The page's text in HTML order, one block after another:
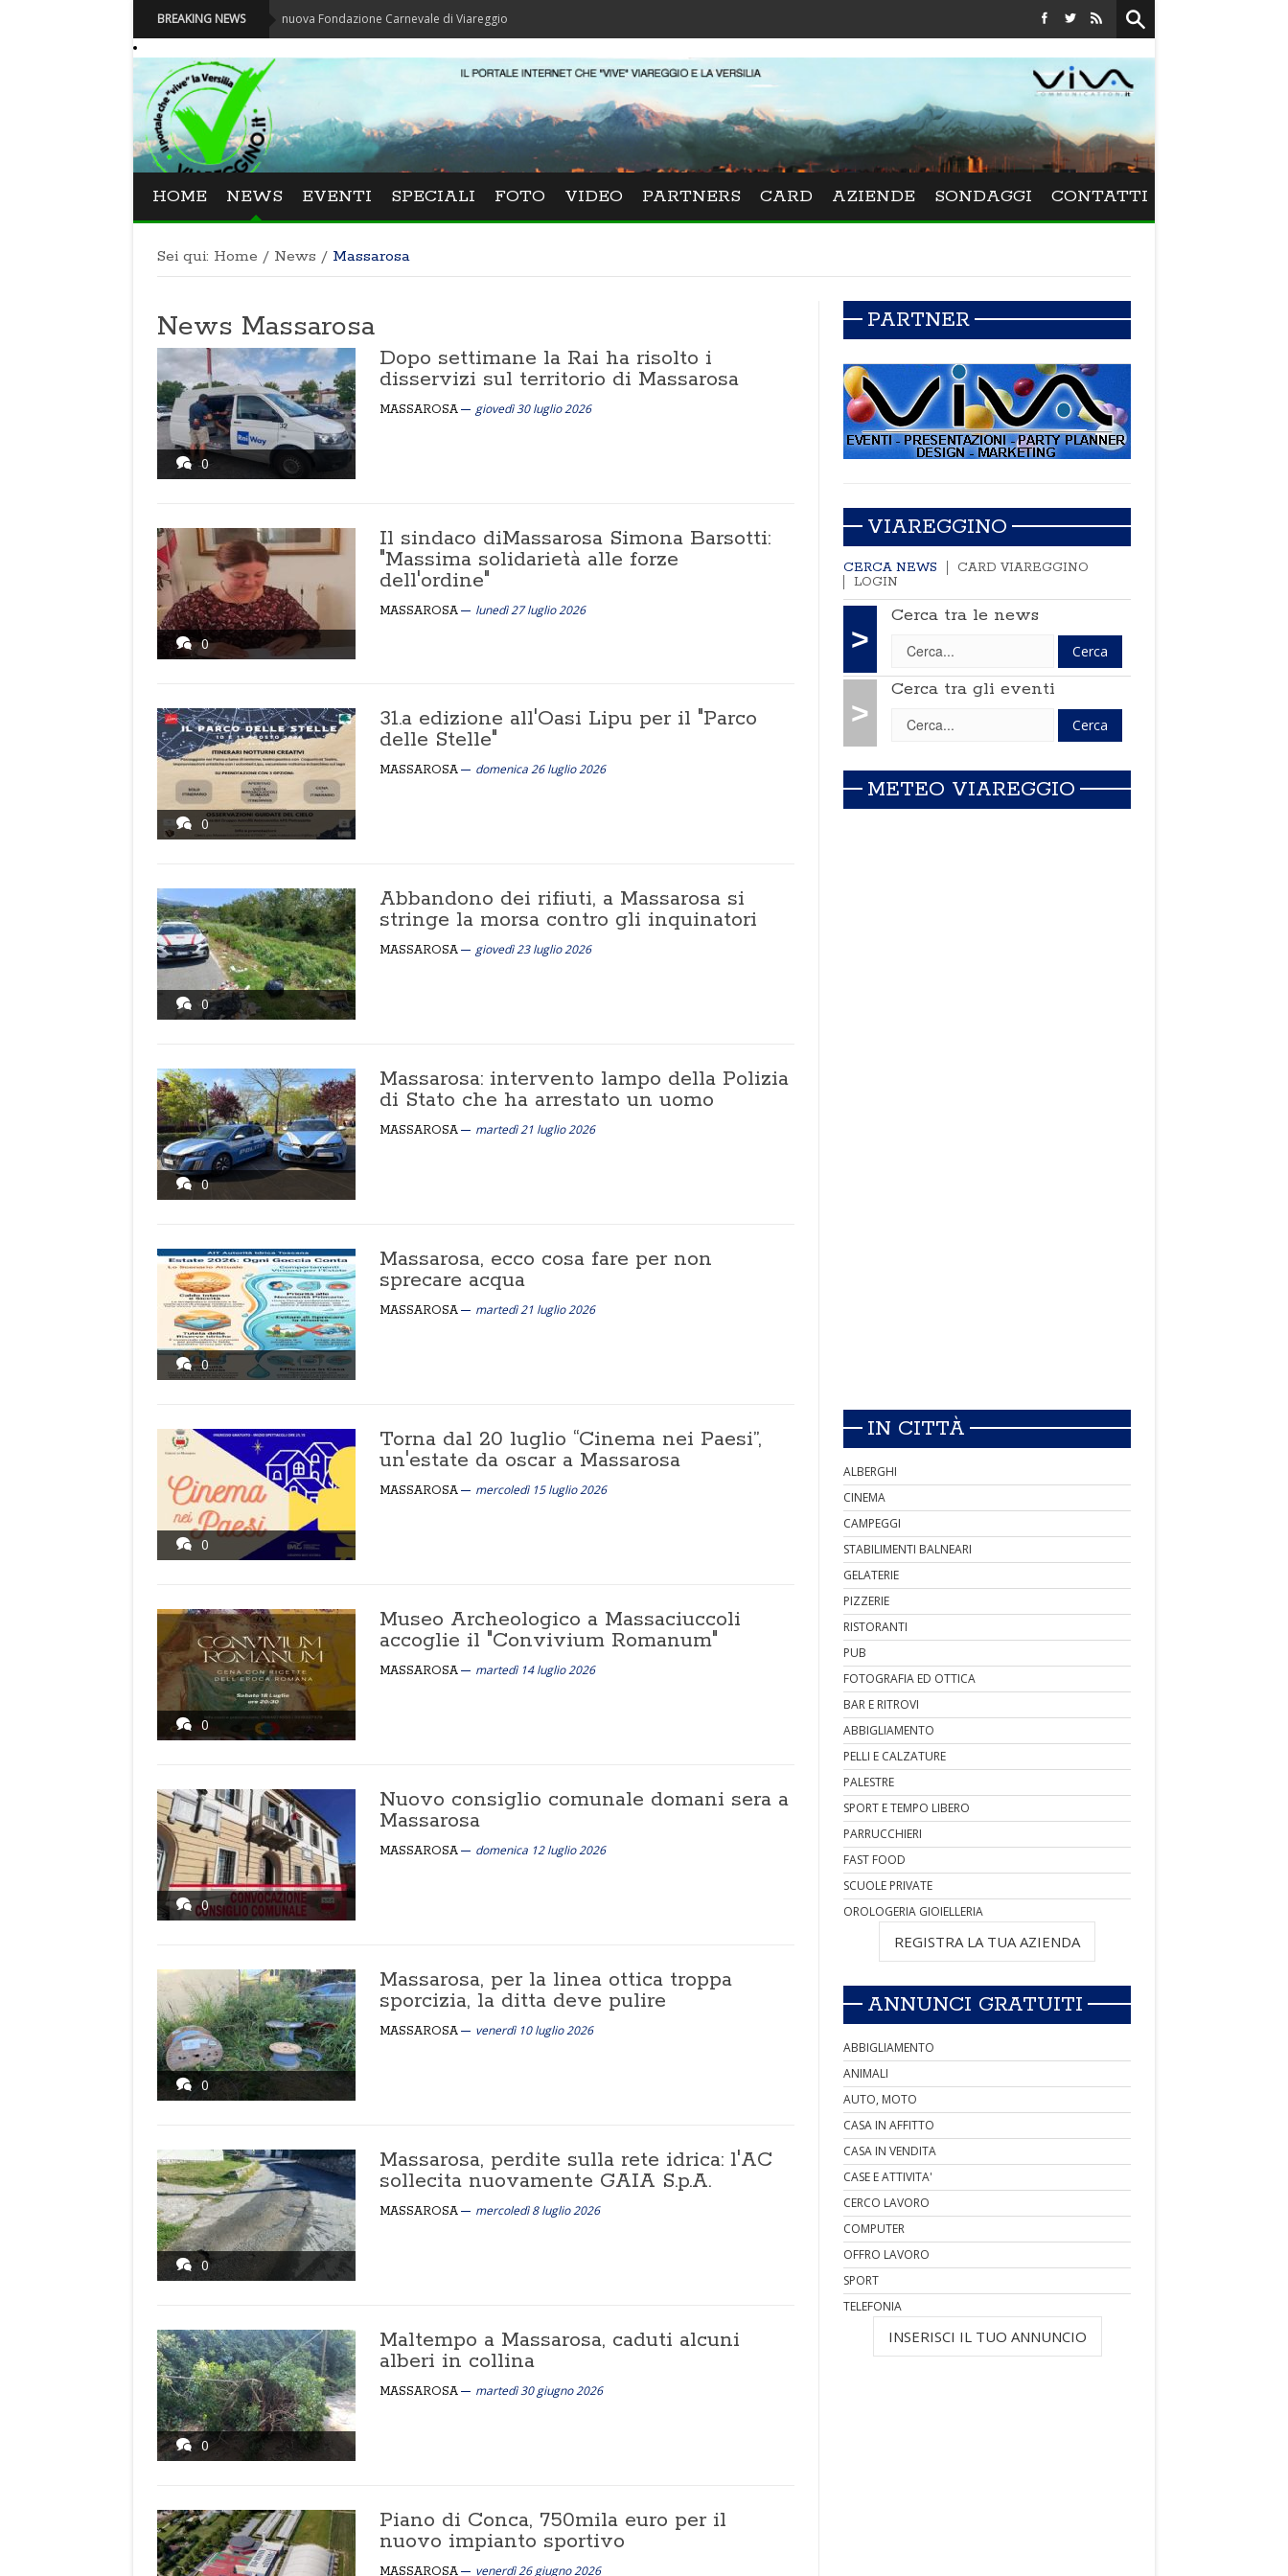
BREAKING NEWS
Carnevale - Nominata la nuova Fondazione Carnevale di Viareggio Festival La Versiliana - La direttrice lucchese Beatrice Venezi
HOME NEWS EVENTI SPECIALI FOTO VIDEO PARTNERS CARD AZIENDE SONDAGGI CONTATTI
Sei qui: Home / News / Massarosa
News Massarosa
0
Dopo settimane la Rai ha risolto i
disservizi sul territorio di Massarosa
MASSAROSA giovedì 30 luglio 2026
0
Il sindaco diMassarosa Simona Barsotti:
"Massima solidarietà alle forze
dell'ordine"
MASSAROSA lunedì 27 luglio 2026
0
31.a edizione all'Oasi Lipu per il "Parco
delle Stelle"
MASSAROSA domenica 26 luglio 2026
0
Abbandono dei rifiuti, a Massarosa si
stringe la morsa contro gli inquinatori
MASSAROSA giovedì 23 luglio 2026
0
Massarosa: intervento lampo della Polizia
di Stato che ha arrestato un uomo
MASSAROSA martedì 21 luglio 2026
0
Massarosa, ecco cosa fare per non
sprecare acqua
MASSAROSA martedì 21 luglio 2026
0
Torna dal 20 luglio “Cinema nei Paesi”,
un'estate da oscar a Massarosa
MASSAROSA mercoledì 15 luglio 2026
0
Museo Archeologico a Massaciuccoli
accoglie il "Convivium Romanum"
MASSAROSA martedì 14 luglio 2026
0
Nuovo consiglio comunale domani sera a
Massarosa
MASSAROSA domenica 12 luglio 2026
0
Massarosa, per la linea ottica troppa
sporcizia, la ditta deve pulire
MASSAROSA venerdì 10 luglio 2026
0
Massarosa, perdite sulla rete idrica: l'AC
sollecita nuovamente GAIA S.p.A.
MASSAROSA mercoledì 8 luglio 2026
0
Maltempo a Massarosa, caduti alcuni
alberi in collina
MASSAROSA martedì 30 giugno 2026
Piano di Conca, 750mila euro per il
nuovo impianto sportivo
MASSAROSA venerdì 26 giugno 2026
PARTNER
VIAREGGINO
CERCA NEWS
CARD VIAREGGINO
LOGIN
>
Cerca tra le news
>
Cerca tra gli eventi
METEO VIAREGGIO
IN CITTÀ
ALBERGHI
CINEMA
CAMPEGGI
STABILIMENTI BALNEARI
GELATERIE
PIZZERIE
RISTORANTI
PUB
FOTOGRAFIA ED OTTICA
BAR E RITROVI
ABBIGLIAMENTO
PELLI E CALZATURE
PALESTRE
SPORT E TEMPO LIBERO
PARRUCCHIERI
FAST FOOD
SCUOLE PRIVATE
OROLOGERIA GIOIELLERIA
REGISTRA LA TUA AZIENDA
ANNUNCI GRATUITI
ABBIGLIAMENTO
ANIMALI
AUTO, MOTO
CASA IN AFFITTO
CASA IN VENDITA
CASE E ATTIVITA'
CERCO LAVORO
COMPUTER
OFFRO LAVORO
SPORT
TELEFONIA
INSERISCI IL TUO ANNUNCIO